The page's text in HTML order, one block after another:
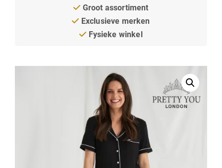
Groot assortiment
Exclusieve merken
Fysieke winkel